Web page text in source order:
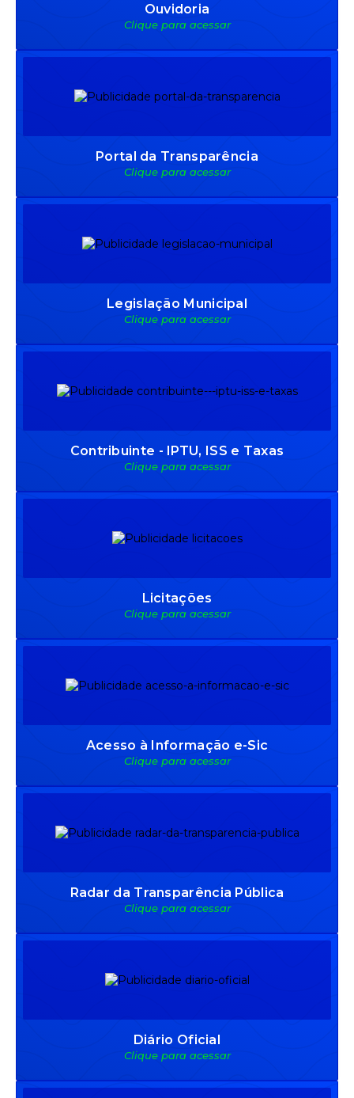
Ouvidoria
Clique para acessar
Portal da Transparência
Clique para acessar
Legislação Municipal
Clique para acessar
Contribuinte - IPTU, ISS e Taxas
Clique para acessar
Licitações
Clique para acessar
Acesso à Informação e-Sic
Clique para acessar
Radar da Transparência Pública
Clique para acessar
Diário Oficial
Clique para acessar